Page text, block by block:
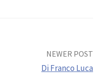
NEWER POST
Di Franco Luca